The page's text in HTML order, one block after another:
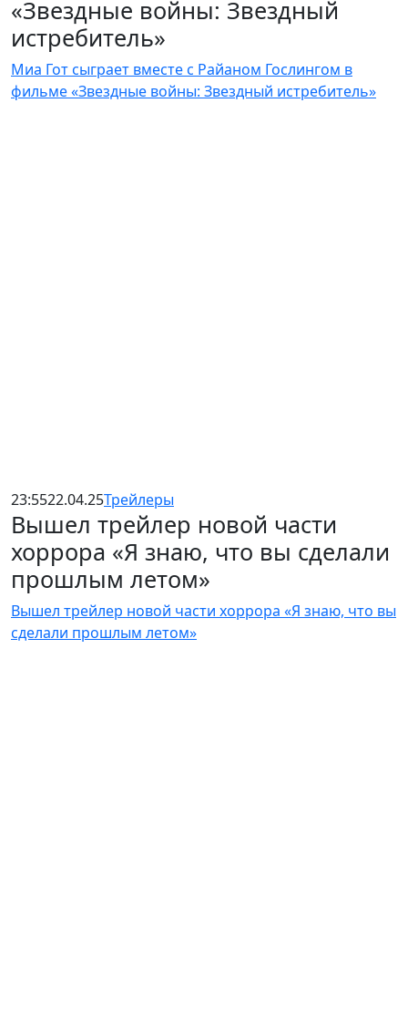
«Звездные войны: Звездный
истребитель»
Миа Гот сыграет вместе с Райаном Гослингом в
фильме «Звездные войны: Звездный истребитель»
23:5522.04.25Трейлеры
Вышел трейлер новой части
хоррора «Я знаю, что вы сделали
прошлым летом»
Вышел трейлер новой части хоррора «Я знаю, что вы
сделали прошлым летом»